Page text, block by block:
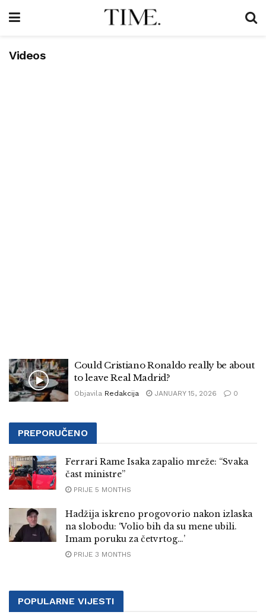
Videos
Could Cristiano Ronaldo really be about
to leave Real Madrid?
Objavila Redakcija JANUARY 15, 2026 0
PREPORUČENO
Ferrari Rame Isaka zapalio mreže: “Svaka
čast ministre”
PRIJE 5 MONTHS
Hadžija iskreno progovorio nakon izlaska
na slobodu: ‘Volio bih da su mene ubili.
Imam poruku za četvrtog…’
PRIJE 3 MONTHS
POPULARNE VIJESTI